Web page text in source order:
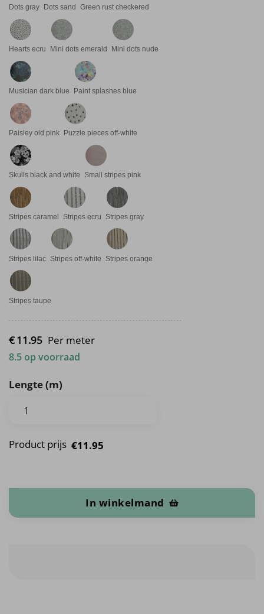
Dots gray Dots sand Green rust checkered
Hearts ecru Mini dots emerald Mini dots nude
Musician dark blue Paint splashes blue
Paisley old pink Puzzle pieces off-white
Skulls black and white Small stripes pink
Stripes caramel Stripes ecru Stripes gray
Stripes lilac Stripes off-white Stripes orange
Stripes taupe
€11.95 Per meter
8.5 op voorraad
Lengte (m)
Product prijs €11.95
In winkelmand